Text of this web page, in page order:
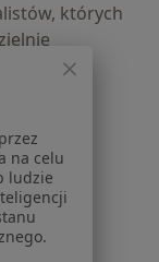
których
na celu
ludzie